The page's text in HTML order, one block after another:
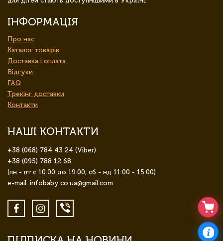
ІНФОРМАЦІЯ
Про нас
Каталог товарів
Доставка і оплата
Відгуки
FAQ
Трекінг доставки
Контакти
НАШІ КОНТАКТИ
+38 (068) 784 43 24 (Viber)
+38 (095) 788 12 68
(пн - пт с 10:00 до 19:00, сб - нд 11:00 - 15:00)
e-mail: infobaby.co.ua@gmail.com